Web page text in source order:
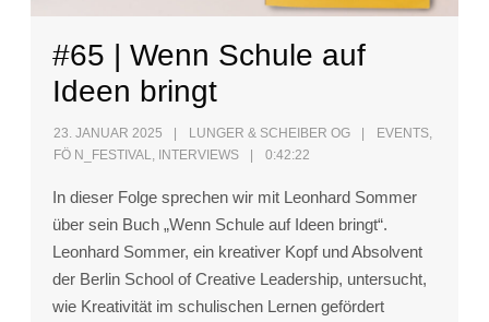
#65 | Wenn Schule auf
Ideen bringt
23. JANUAR 2025 LUNGER & SCHEIBER OG EVENTS
FÖ N_FESTIVAL
INTERVIEWS 0:42:22
In dieser Folge sprechen wir mit Leonhard Sommer
über sein Buch „Wenn Schule auf Ideen bringt“.
Leonhard Sommer, ein kreativer Kopf und Absolvent
der Berlin School of Creative Leadership, untersucht,
wie Kreativität im schulischen Lernen gefördert